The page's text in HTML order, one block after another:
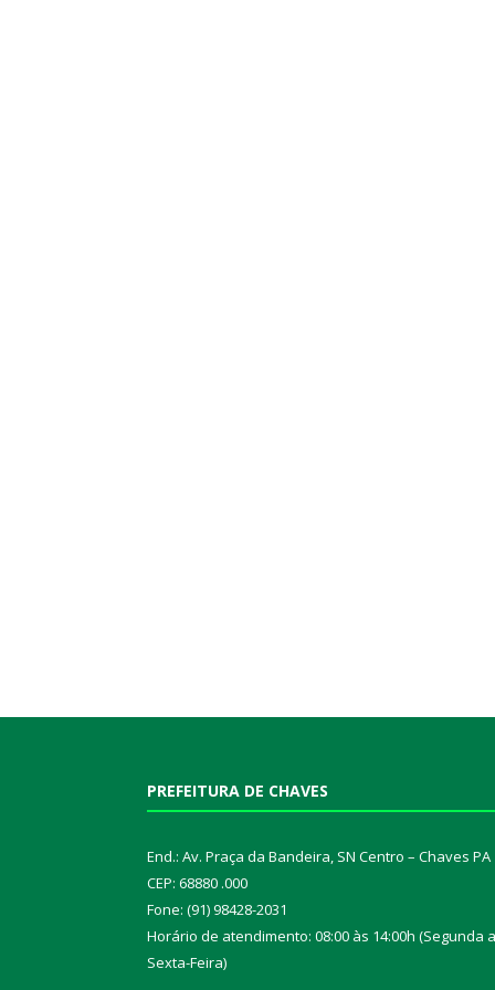
PREFEITURA DE CHAVES
End.: Av. Praça da Bandeira, SN Centro – Chaves PA
CEP: 68880 .000
Fone: (91) 98428-2031
Horário de atendimento: 08:00 às 14:00h (Segunda a
Sexta-Feira)